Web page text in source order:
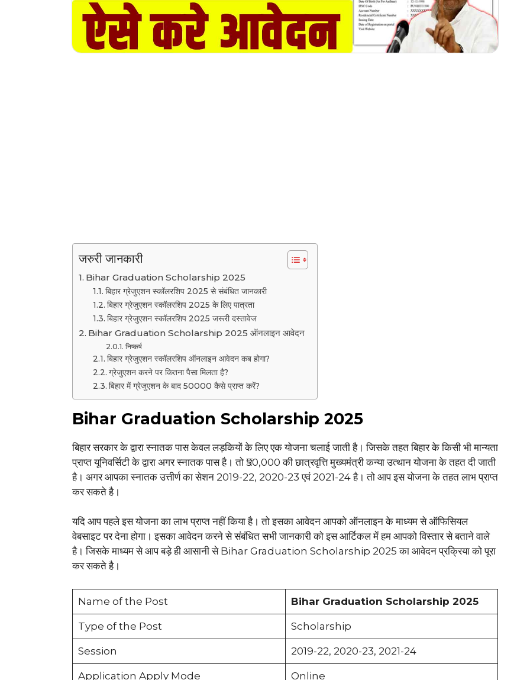
जरुरी जानकारी
Bihar Graduation Scholarship 2025
बिहार ग्रेजुएशन स्कॉलरशिप 2025 से संबंधित जानकारी
बिहार ग्रेजुएशन स्कॉलरशिप 2025 के लिए पात्रता
बिहार ग्रेजुएशन स्कॉलरशिप 2025 जरूरी दस्तावेज
Bihar Graduation Scholarship 2025 ऑनलाइन आवेदन
निष्कर्ष
बिहार ग्रेजुएशन स्कॉलरशिप ऑनलाइन आवेदन कब होगा?
ग्रेजुएशन करने पर कितना पैसा मिलता है?
बिहार में ग्रेजुएशन के बाद 50000 कैसे प्राप्त करें?
Bihar Graduation Scholarship 2025
बिहार सरकार के द्वारा स्नातक पास केवल लड़कियों के लिए एक योजना चलाई जाती है। जिसके तहत बिहार के किसी भी मान्यता
प्राप्त यूनिवर्सिटी के द्वारा अगर स्नातक पास है। तो ₹50,000 की छात्रवृत्ति मुख्यमंत्री कन्या उत्थान योजना के तहत दी जाती
है। अगर आपका स्नातक उत्तीर्ण का सेशन 2019-22, 2020-23 एवं 2021-24 है। तो आप इस योजना के तहत लाभ प्राप्त
कर सकते है।
यदि आप पहले इस योजना का लाभ प्राप्त नहीं किया है। तो इसका आवेदन आपको ऑनलाइन के माध्यम से ऑफिसियल
वेबसाइट पर देना होगा। इसका आवेदन करने से संबंधित सभी जानकारी को इस आर्टिकल में हम आपको विस्तार से बताने वाले
है। जिसके माध्यम से आप बड़े ही आसानी से Bihar Graduation Scholarship 2025 का आवेदन प्रक्रिया को पूरा
कर सकते है।
Name of the Post Bihar Graduation Scholarship 2025
Type of the Post Scholarship
Session 2019-22, 2020-23, 2021-24
Application Apply Mode Online